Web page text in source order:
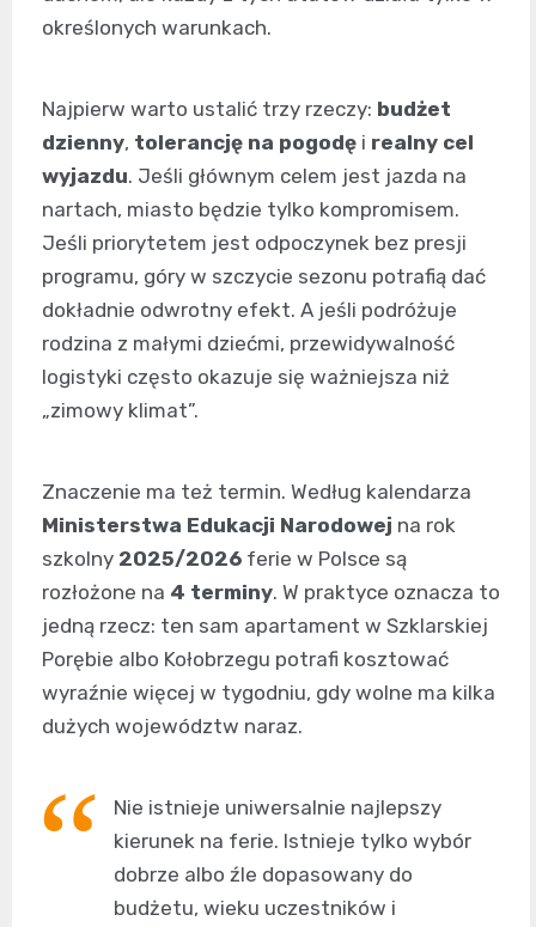
określonych warunkach.
Najpierw warto ustalić trzy rzeczy: budżet
dzienny, tolerancję na pogodę i realny cel
wyjazdu. Jeśli głównym celem jest jazda na
nartach, miasto będzie tylko kompromisem.
Jeśli priorytetem jest odpoczynek bez presji
programu, góry w szczycie sezonu potrafią dać
dokładnie odwrotny efekt. A jeśli podróżuje
rodzina z małymi dziećmi, przewidywalność
logistyki często okazuje się ważniejsza niż
„zimowy klimat”.
Znaczenie ma też termin. Według kalendarza
Ministerstwa Edukacji Narodowej na rok
szkolny 2025/2026 ferie w Polsce są
rozłożone na 4 terminy. W praktyce oznacza to
jedną rzecz: ten sam apartament w Szklarskiej
Porębie albo Kołobrzegu potrafi kosztować
wyraźnie więcej w tygodniu, gdy wolne ma kilka
dużych województw naraz.
Nie istnieje uniwersalnie najlepszy
kierunek na ferie. Istnieje tylko wybór
dobrze albo źle dopasowany do
budżetu, wieku uczestników i